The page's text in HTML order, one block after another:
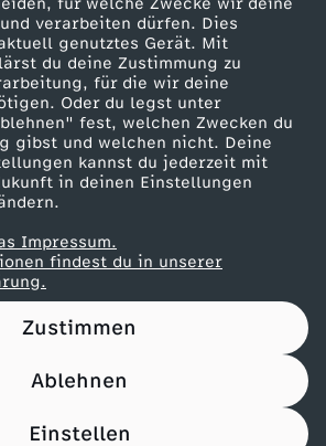
für welche Zwecke wir deine
verarbeiten dürfen. Dies
genutztes Gerät. Mit
du deine Zustimmung zu
für die wir deine
Oder du legst unter
fest, welchen Zwecken du
gibst und welchen nicht. Deine
kannst du jederzeit mit
in deinen Einstellungen
Impressum.
findest du in unserer
Zustimmen
Ablehnen
Einstellen